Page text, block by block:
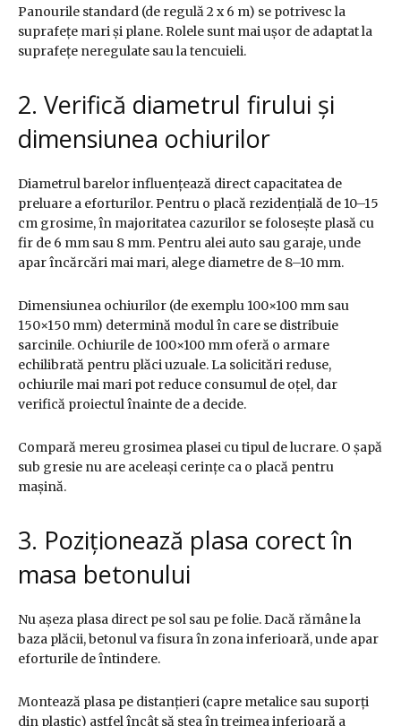
Panourile standard (de regulă 2 x 6 m) se potrivesc la
suprafețe mari și plane. Rolele sunt mai ușor de adaptat la
suprafețe neregulate sau la tencuieli.
2. Verifică diametrul firului și
dimensiunea ochiurilor
Diametrul barelor influențează direct capacitatea de
preluare a eforturilor. Pentru o placă rezidențială de 10–15
cm grosime, în majoritatea cazurilor se folosește plasă cu
fir de 6 mm sau 8 mm. Pentru alei auto sau garaje, unde
apar încărcări mai mari, alege diametre de 8–10 mm.
Dimensiunea ochiurilor (de exemplu 100×100 mm sau
150×150 mm) determină modul în care se distribuie
sarcinile. Ochiurile de 100×100 mm oferă o armare
echilibrată pentru plăci uzuale. La solicitări reduse,
ochiurile mai mari pot reduce consumul de oțel, dar
verifică proiectul înainte de a decide.
Compară mereu grosimea plasei cu tipul de lucrare. O șapă
sub gresie nu are aceleași cerințe ca o placă pentru
mașină.
3. Poziționează plasa corect în
masa betonului
Nu așeza plasa direct pe sol sau pe folie. Dacă rămâne la
baza plăcii, betonul va fisura în zona inferioară, unde apar
eforturile de întindere.
Montează plasa pe distanțieri (capre metalice sau suporți
din plastic) astfel încât să stea în treimea inferioară a